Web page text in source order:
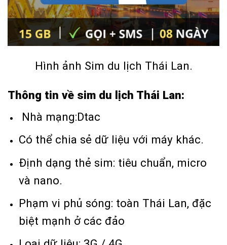
Hình ảnh Sim du lịch Thái Lan.
Thông tin về sim du lịch Thái Lan:
Nhà mạng:Dtac
Có thể chia sẻ dữ liệu với máy khác.
Định dạng thẻ sim: tiêu chuẩn, micro
và nano.
Phạm vi phủ sóng: toàn Thái Lan, đặc
biệt mạnh ở các đảo